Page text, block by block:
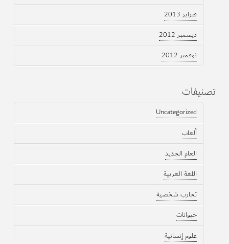
فبراير 2013
ديسمبر 2012
نوفمبر 2012
تصنيفات
Uncategorized
ألعاب
العام الجديد
اللغة العربية
تجارب شخصية
حيوانات
علوم إنسانية